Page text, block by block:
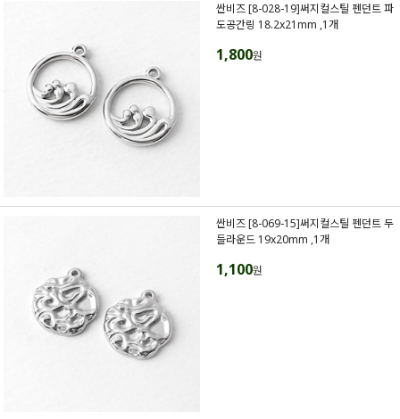
싼비즈 [8-028-19]써지컬스틸 펜던트 파
도공간링 18.2x21mm ,1개
1,800원
싼비즈 [8-069-15]써지컬스틸 펜던트 두
들라운드 19x20mm ,1개
1,100원